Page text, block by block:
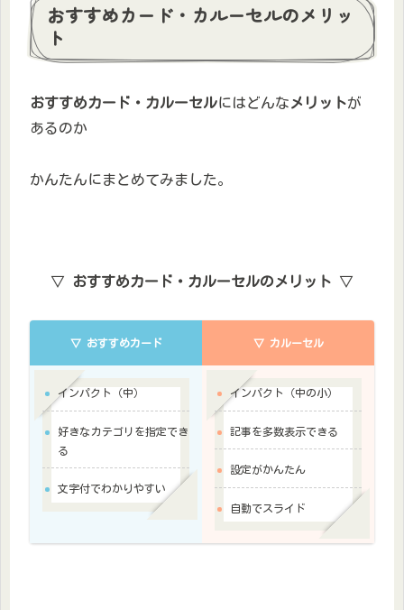
おすすめカード・カルーセルのメリッ
ト
おすすめカード・カルーセルにはどんな メリットが
あるのか
かんたんにまとめてみました。
▽ おすすめカード・カルーセルのメリット ▽
▽ おすすめカード
インパクト（中）
好きなカテゴリを指定でき
る
文字付でわかりやすい
▽ カルーセル
インパクト（中の小）
記事を多数表示できる
設定がかんたん
自動でスライド